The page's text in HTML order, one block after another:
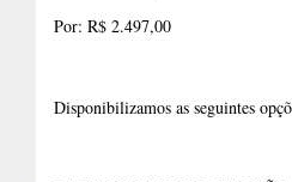
Por: R$ 2.497,00
Disponibilizamos as seguintes